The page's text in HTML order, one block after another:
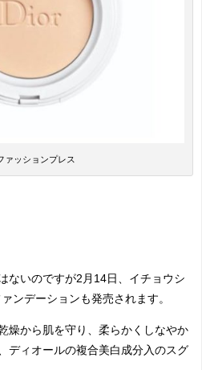
ァッションプレス
ないのですが2月14日、イチョウシ
ンデーションも発売されます。
燥から肌を守り、柔らかくしなやか
ディオールの複合美白成分入のスグ